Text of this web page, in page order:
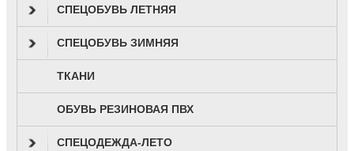
СПЕЦОБУВЬ ЛЕТНЯЯ
СПЕЦОБУВЬ ЗИМНЯЯ
ТКАНИ
ОБУВЬ РЕЗИНОВАЯ ПВХ
СПЕЦОДЕЖДА-ЛЕТО